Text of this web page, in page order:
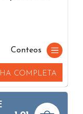
Conteos
COMPLETA